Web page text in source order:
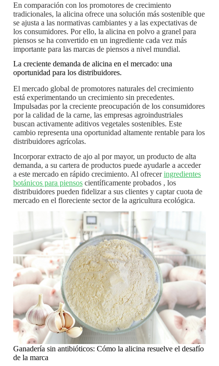
En comparación con los promotores de crecimiento
tradicionales, la alicina ofrece una solución más sostenible que
se ajusta a las normativas cambiantes y a las expectativas de
los consumidores. Por ello, la alicina en polvo a granel para
piensos se ha convertido en un ingrediente cada vez más
importante para las marcas de piensos a nivel mundial.
La creciente demanda de alicina en el mercado: una
oportunidad para los distribuidores.
El mercado global de promotores naturales del crecimiento
está experimentando un crecimiento sin precedentes.
Impulsadas por la creciente preocupación de los consumidores
por la calidad de la carne, las empresas agroindustriales
buscan activamente aditivos vegetales sostenibles. Este
cambio representa una oportunidad altamente rentable para los
distribuidores agrícolas.
Incorporar extracto de ajo al por mayor, un producto de alta
demanda, a su cartera de productos puede ayudarle a acceder
a este mercado en rápido crecimiento. Al ofreceringredientes
botánicos para piensoscientíficamente probados , los
distribuidores pueden fidelizar a sus clientes y captar cuota de
mercado en el floreciente sector de la agricultura ecológica.
Ganadería sin antibióticos: Cómo la alicina resuelve el desafío
de la marca